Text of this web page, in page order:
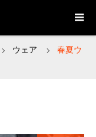
ウェア
春夏ウ